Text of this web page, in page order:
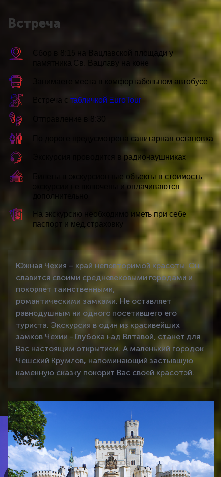
Встреча
Сбор в 8:15 на Вацлавской площади у
памятника Св. Вацлаву на коне
Занимаете места в комфортабельном автобусе
Встреча с табличкой EuroTour
Отправление в 8:30
По дороге предусмотрена санитарная остановка
Экскурсия проводится в радионаушниках
Билеты в экскурсионные объекты в стоимость
экскурсии не включены и оплачиваются
дополнительно
На экскурсию необходимо иметь при себе
паспорт и мед.страховку
Южная Чехия – край неповторимой красоты. Он
славится своими средневековыми городами и
покоряет таинственными,
романтическими замками. Не оставляет
равнодушным ни одного посетившего его
туриста. Экскурсия в один из красивейших
замков Чехии - Глубока над Влтавой, станет для
Вас настоящим открытием. А маленький городок
Чешский Крумлов, напоминающий застывшую
каменную сказку покорит Вас своей красотой.